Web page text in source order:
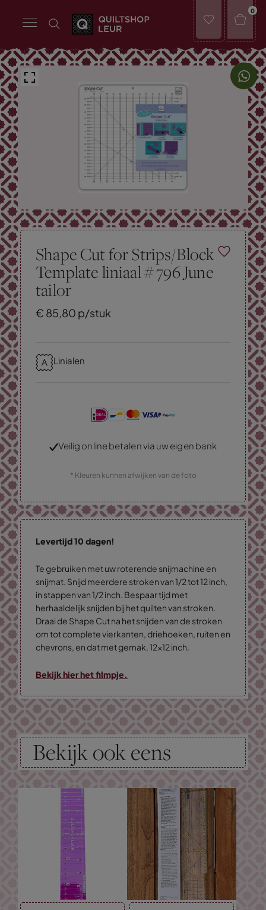
0
Shape Cut for Strips/Block
Template liniaal # 796 June
tailor
€ 85,80 p/stuk
Linialen
Veilig online betalen via uw eigen bank
* Kleuren kunnen afwijken van de foto
Levertijd 10 dagen!
Te gebruiken met uw roterende snijmachine en
snijmat. Snijd meerdere stroken van 1/2 tot 12 inch,
in stappen van 1/2 inch. Bespaar tijd met
herhaaldelijk snijden bij het quilten van stroken.
Draai de Shape Cut na het snijden van de stroken
om tot complete vierkanten, driehoeken, ruiten en
chevrons, en dat met gemak. 12x12 inch.
Bekijk hier het filmpje.
Bekijk ook eens